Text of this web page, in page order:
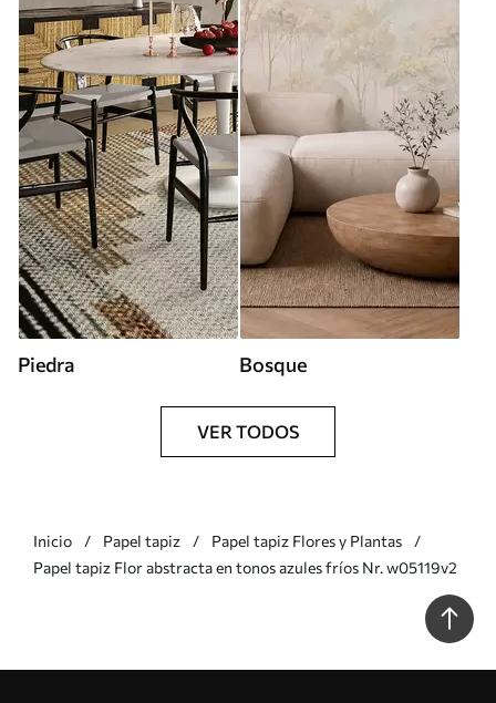
Piedra Bosque
VER TODOS
Inicio Papel tapiz
Papel tapiz Flores y Plantas
Papel tapiz Flor abstracta en tonos azules fríos Nr. w05119v2